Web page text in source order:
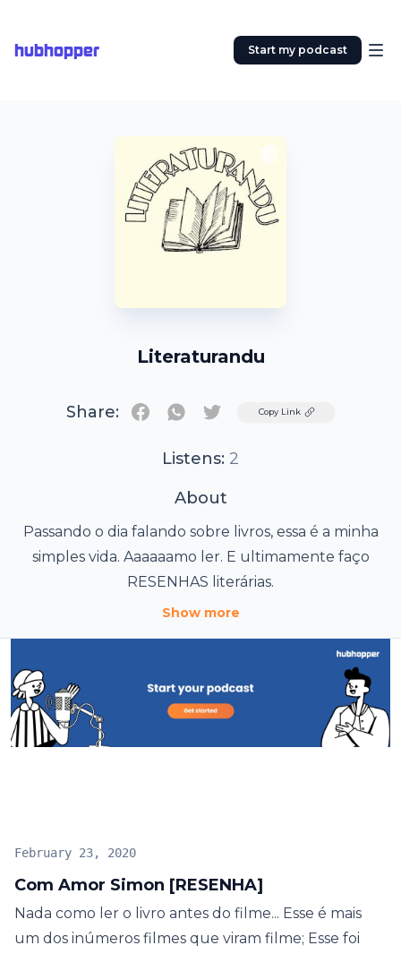
hubhopper Start my podcast
Literaturandu
Share: TwitterCopy Link
Listens: 2
About
Passando o dia falando sobre livros, essa é a minha
simples vida. Aaaaaamo ler. E ultimamente faço
RESENHAS literárias.
Show more
Com Amor Simon [RESENHA]
February 23, 2020
Nada como ler o livro antes do filme... Esse é mais
um dos inúmeros filmes que viram filme; Esse foi